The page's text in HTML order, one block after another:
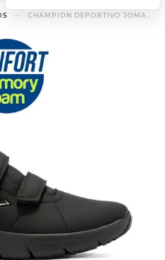
CHAMPION DEPORTIVO JOMA
TÉRMINOS MÁS
1.
botas
2.
skechers
3.
skechers slip-ins
6.
americansport
7.
sandalias
8.
slip-ins